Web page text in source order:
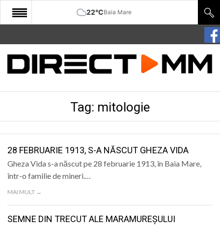
22°CBaia Mare
START
COMUNITATE
SANATATE
SPORT
POLITIC
Tag: mitologie
28 FEBRUARIE 1913, S-A NĂSCUT GHEZA VIDA
Gheza Vida s-a născut pe 28 februarie 1913, în Baia Mare,
într-o familie de mineri.…
MAI MULT →
SEMNE DIN TRECUT ALE MARAMUREȘULUI